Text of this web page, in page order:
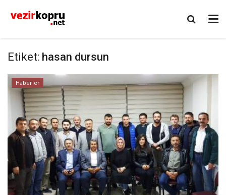
Etiket: hasan dursun
Haberler